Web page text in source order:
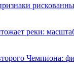
реки:
Чемпиона: